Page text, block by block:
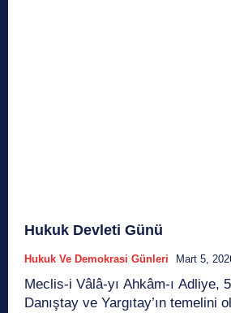
Hukuk Devleti Günü
Hukuk Ve Demokrasi Günleri Mart 5,
Meclis-i Vâlâ-yı Ahkâm-ı Adliye,
Danıştay ve Yargıtay’ın temelini